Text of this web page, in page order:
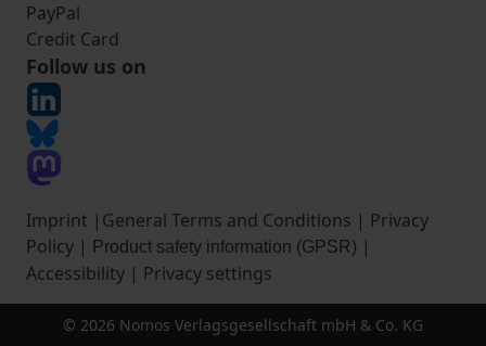
PayPal
Credit Card
Follow us on
Imprint | General Terms and Conditions | Privacy
Policy | Product safety information (GPSR) |
Accessibility | Privacy settings
© 2026 Nomos Verlagsgesellschaft mbH & Co. KG